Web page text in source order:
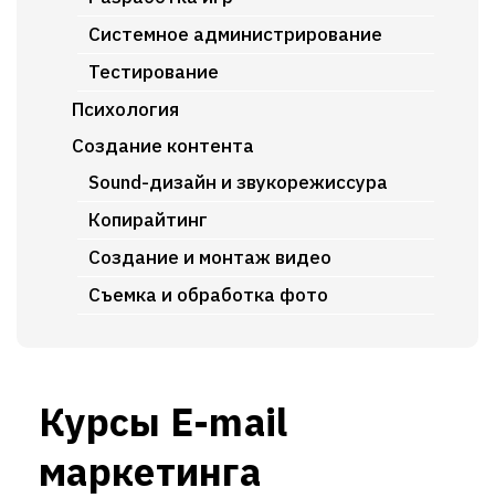
Курсы E-mail
маркетинга
Системное администрирование
Тестирование
Психология
Создание контента
Sound-дизайн и звукорежиссура
Копирайтинг
Создание и монтаж видео
Съемка и обработка фото